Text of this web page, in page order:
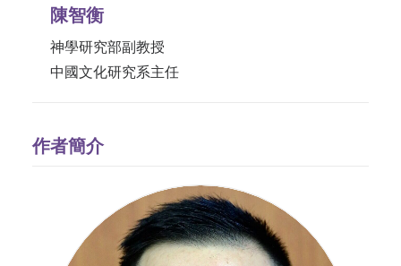
陳智衡
神學研究部副教授
中國文化研究系主任
作者簡介